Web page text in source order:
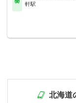
軒駅
北海道